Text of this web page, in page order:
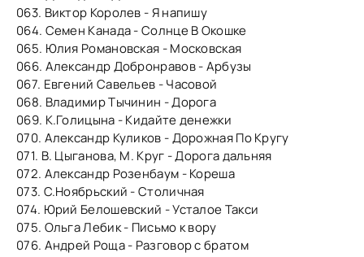
063. Виктор Королев - Я напишу
064. Семен Канада - Солнце В Окошке
065. Юлия Романовская - Московская
066. Александр Добронравов - Арбузы
067. Евгений Савельев - Часовой
068. Владимир Тычинин - Дорога
069. К.Голицына - Кидайте денежки
070. Александр Куликов - Дорожная По Кругу
071. В. Цыганова, М. Круг - Дорога дальняя
072. Александр Розенбаум - Кореша
073. С.Ноябрьский - Столичная
074. Юрий Белошевский - Усталое Такси
075. Ольга Лебик - Письмо к вору
076. Андрей Роща - Разговор с братом